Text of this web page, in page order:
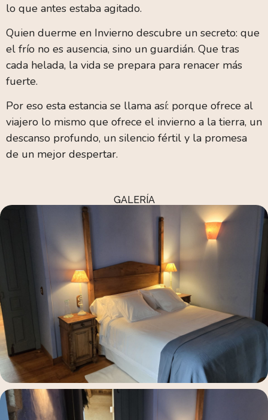
lo que antes estaba agitado.
Quien duerme en Invierno descubre un secreto: que
el frío no es ausencia, sino un guardián. Que tras
cada helada, la vida se prepara para renacer más
fuerte.
Por eso esta estancia se llama así: porque ofrece al
viajero lo mismo que ofrece el invierno a la tierra, un
descanso profundo, un silencio fértil y la promesa
de un mejor despertar.
GALERÍA